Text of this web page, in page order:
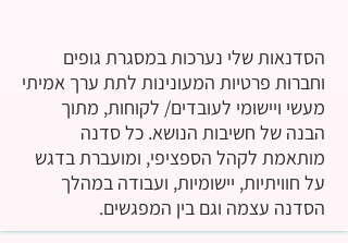
הסדנאות שלי נערכות במסגרת גופים
וחברות פרטיות המעונינות לתת ערך אמיתי
מעשי ויישומי לעובדים/ לקוחות, מתוך
הבנה של חשיבות הנושא. כל סדנה
מותאמת לקהל הספציפי, ומועברת בדגש
על חוויתיות, יישומיות, ועבודה במהלך
הסדנה עצמה וגם בין המפגשים.